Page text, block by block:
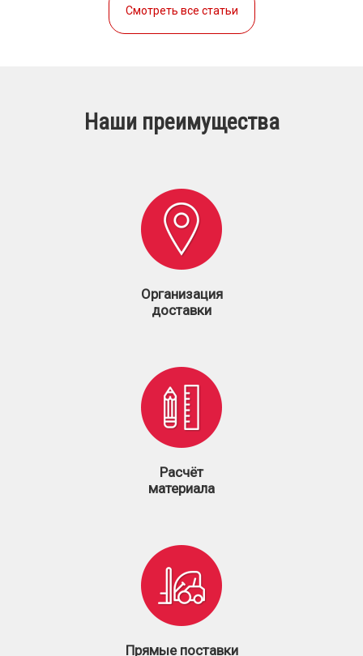
Смотреть все статьи
Наши преимущества
Организация
доставки
Расчёт
материала
Прямые поставки